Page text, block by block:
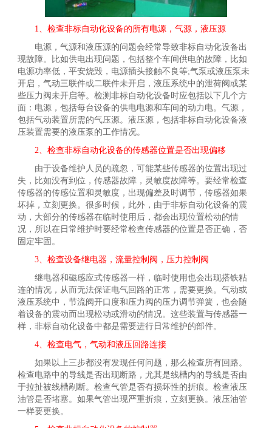
1、检查非标自动化设备的所有电源，气源，液压源
电源，气源和液压源的问题会经常导致非标自动化设备出
现故障。比如供电出现问题，包括整个车间供电的故障，比如
电源功率低，平安烧毁，电源插头接触不良等;气泵或液压泵未
开启，气动三联件或二联件未开启，液压系统中的泄荷阀或某
些压力阀未开启等。检测非标自动化设备时应包括以下几个方
面：电源，包括每台设备的供电电源和车间的动力电。气源，
包括气动装置所需的气压源。液压源，包括非标自动化设备液
压装置需要的液压泵的工作情况。
2、检查非标自动化设备的传感器位置是否出现偏移
由于设备维护人员的疏忽，可能某些传感器的位置出现过
失，比如没有到位，传感器故障，灵敏度故障等。要经常检查
传感器的传感位置和灵敏度，出现偏差及时调节，传感器如果
坏掉，立刻更换。很多时候，此外，由于非标自动化设备的震
动，大部分的传感器在临时使用后，都会出现位置松动的情
况，所以在日常维护时要经常检查传感器的位置是否正确，否
固定牢固。
3、检查设备继电器，流量控制阀，压力控制阀
继电器和磁感应式传感器一样，临时使用也会出现搭铁粘
连的情况，从而无法保证电气回路的正常，需要更换。气动或
液压系统中，节流阀开口度和压力阀的压力调节弹簧，也会随
着设备的震动而出现松动或滑动的情况。这些装置与传感器一
样，非标自动化设备中都是需要进行日常维护的部件。
4、检查电气，气动和液压回路连接
如果以上三步都没有发现任何问题，那么检查所有回路。
检查电路中的导线是否出现断路，尤其是线槽内的导线是否由
于拉扯被线槽剐断。检查气管是否有损坏性的折痕。检查液压
油管是否堵塞。如果气管出现严重折痕，立刻更换。液压油管
一样要更换。